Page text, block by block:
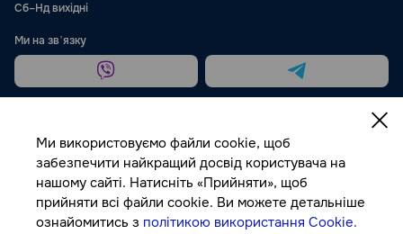
Сб–Нд вихідні
Ми на звʼязку
© Autocolor, 2026
Публічна оферта
Ми використовуємо файли cookie, щоб
забезпечити найкращий досвід користувача на
нашому сайті. Натисніть «Прийняти», щоб
прийняти всі файли cookie. Ви можете детальніше
ознайомитись з політикою використання Cookie.